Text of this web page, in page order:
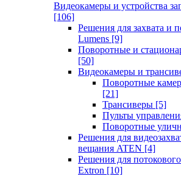
Видеокамеры и устройства
[106]
Решения для захвата и
Lumens [9]
Поворотные и
[50]
Видеокамеры и
Поворотные
[21]
Трансиверы [5]
Пульты
Поворотные
Решения для
вещания ATEN [4]
Решения для
Extron [10]